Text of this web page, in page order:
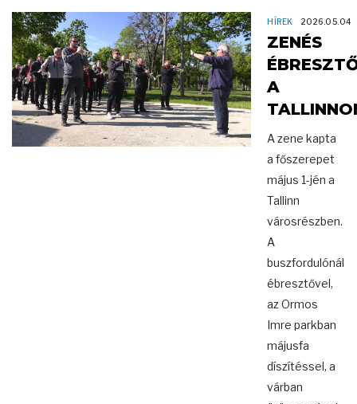
HÍREK 2026.05.04
ZENÉS
A
A zene kapta
a főszerepet
május 1-jén a
Tallinn
városrészben.
A
buszfordulónál
ébresztővel,
az Ormos
Imre parkban
májusfa
díszítéssel, a
várban